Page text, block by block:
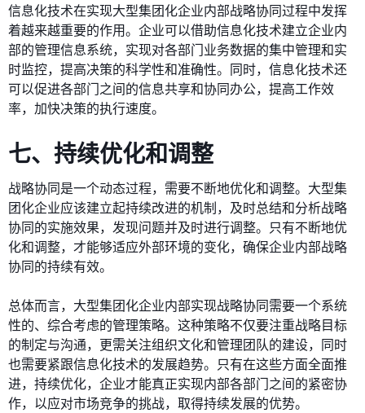
信息化技术在实现大型集团化企业内部战略协同过程中发挥
着越来越重要的作用。企业可以借助信息化技术建立企业内
部的管理信息系统，实现对各部门业务数据的集中管理和实
时监控，提高决策的科学性和准确性。同时，信息化技术还
可以促进各部门之间的信息共享和协同办公，提高工作效
率，加快决策的执行速度。
七、持续优化和调整
战略协同是一个动态过程，需要不断地优化和调整。大型集
团化企业应该建立起持续改进的机制，及时总结和分析战略
协同的实施效果，发现问题并及时进行调整。只有不断地优
化和调整，才能够适应外部环境的变化，确保企业内部战略
协同的持续有效。
总体而言，大型集团化企业内部实现战略协同需要一个系统
性的、综合考虑的管理策略。这种策略不仅要注重战略目标
的制定与沟通，更需关注组织文化和管理团队的建设，同时
也需要紧跟信息化技术的发展趋势。只有在这些方面全面推
进，持续优化，企业才能真正实现内部各部门之间的紧密协
作，以应对市场竞争的挑战，取得持续发展的优势。